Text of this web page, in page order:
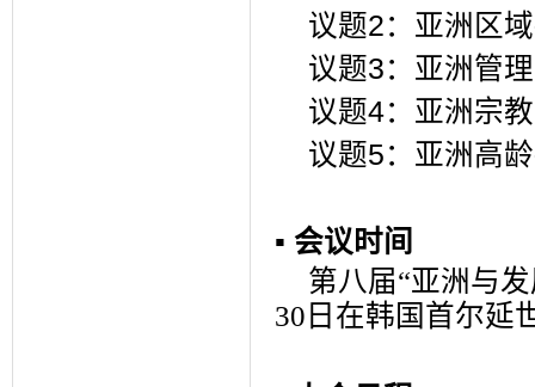
议题2：亚洲区
议题3：亚洲管
议题4：亚洲宗
议题5：亚洲高
▪ 会议时间
第八届“亚洲与
30 日在韩国首尔延